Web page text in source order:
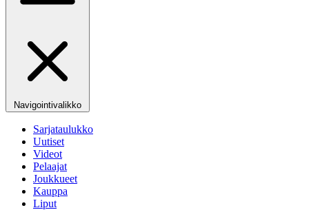
Navigointivalikko
Sarjataulukko
Uutiset
Videot
Pelaajat
Joukkueet
Kauppa
Liput